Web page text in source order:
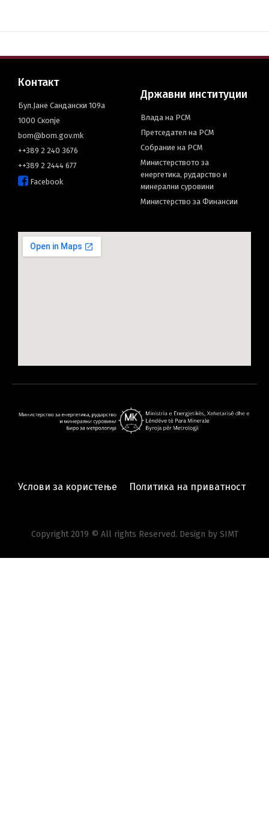
Контакт
Бул.Јане Сандански 109а
1000 Скопје
bom@bom.gov.mk
++389 2 240 3676
++389 2 2444 677
Facebook
Државни институции
Влада на РСМ
Претседател на РСМ
Собрание на РСМ
Министерството за
енергетика, рударство и
минерални суровини
Министерство за Финансии
Услови за користење Политика на приватност
Copyright 2019 © All rights Reserved. Design by SIMT